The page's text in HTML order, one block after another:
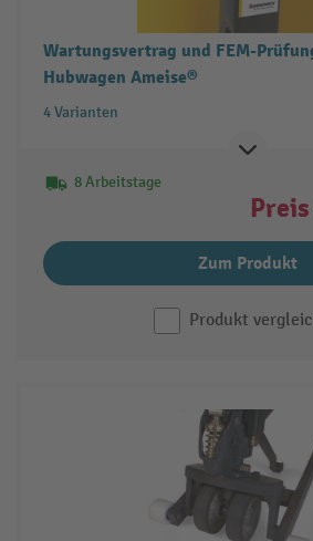
Wartungsvertrag und FEM-
Hubwagen Ameise®
4 Varianten
8 Arbeitstage
Zum Produkt
Produkt